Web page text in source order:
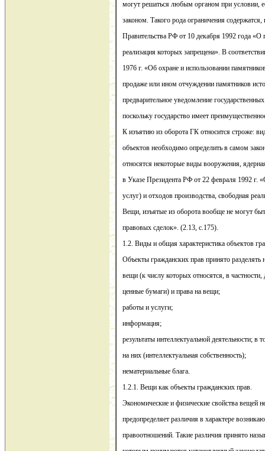
могут решаться любым органом при условии,
законом. Такого рода ограничения
Правительства РФ от 10 декабря 1992 года «О
реализация которых запрещена». В
1976 г. «Об охране и использовании
продаже или ином отчуждении памятников
предварительное уведомление
поскольку государство имеет
К изъятию из оборота ГК относится строже:
объектов необходимо определить в самом
относятся некоторые виды вооружения,
в Указе Президента РФ от 22 февраля 1992 г.
услуг) и отходов производства, свободная
Вещи, изъятые из оборота вообще не могут
правовых сделок». (2.13, с.175).
1.2. Виды и общая характеристика объектов
Объекты гражданских прав принято разделять
вещи (к числу которых относятся, в
ценные бумаги) и права на вещи;
работы и услуги;
информация;
результаты интеллектуальной деятельности; в
на них (интеллектуальная собственность);
нематериальные блага.
1.2.1. Вещи как объекты гражданских прав.
Экономические и физические свойства вещей
предопределяет различия в характере
правоотношений. Такие различия принято